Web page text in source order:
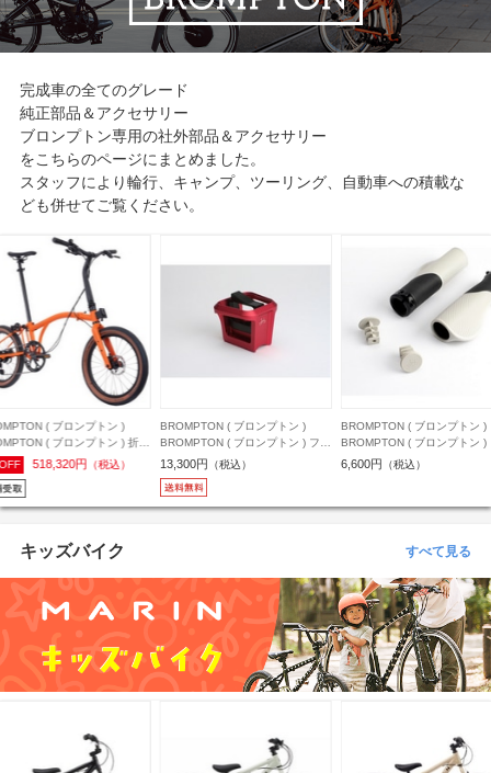
完成車の全てのグレード
純正部品＆アクセサリー
ブロンプトン専用の社外部品＆アクセサリー
をこちらのページにまとめました。
スタッフにより輪行、キャンプ、ツーリング、自動車への積載な
ども併せてご覧ください。
( ブロンプトン )
( ブロンプトン ) 折り
自転車 G Line ( Gライン )
アドベンチャー オレンジ
長目安152-168cm)
518,320円 （税込）
BROMPTON ( ブロンプトン )
BROMPTON ( ブロンプトン ) フレ
ーム小物 FORGED FRONT
ロント キャリア ブロック ) レッド
13,300円 （税込）
BROMPTON ( ブロンプトン )
BROMPTON ( ブロンプトン )
ップ ERGONOMIC GRIPS (
6,600円 （税込）
キッズバイク すべて見る